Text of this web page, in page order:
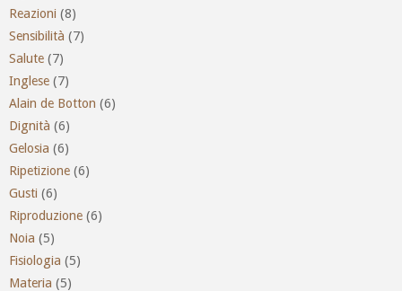
Reazioni (8)
Sensibilità (7)
Salute (7)
Inglese (7)
Alain de Botton (6)
Dignità (6)
Gelosia (6)
Ripetizione (6)
Gusti (6)
Riproduzione (6)
Noia (5)
Fisiologia (5)
Materia (5)